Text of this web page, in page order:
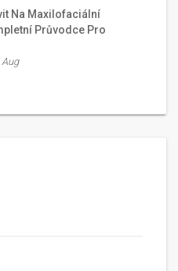
Na Maxilofaciální
Průvodce Pro
Aug